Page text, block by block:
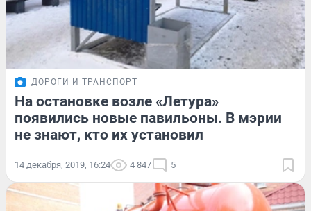
ДОРОГИ И ТРАНСПОРТ
На остановке возле «Летура»
появились новые павильоны. В мэрии
не знают, кто их установил
14 декабря, 2019, 16:24 4 847 5